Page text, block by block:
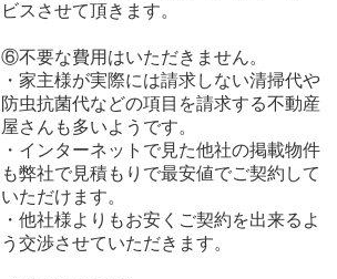
ビスさせて頂きます。
⑥不要な費用はいただきません。
・家主様が実際には請求しない清掃代や
防虫抗菌代などの項目を請求する不動産
屋さんも多いようです。
・インターネットで見た他社の掲載物件
も弊社で見積もりで最安値でご契約して
いただけます。
・他社様よりもお安くご契約を出来るよ
う交渉させていただきます。